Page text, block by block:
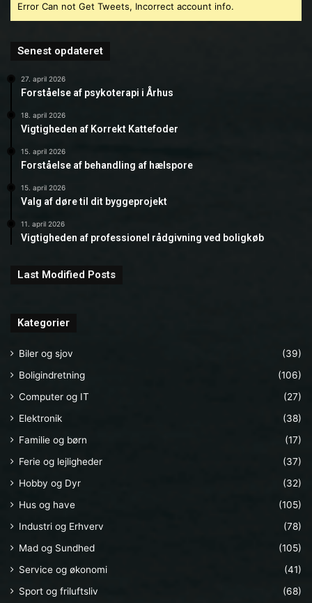
Error Can not Get Tweets, Incorrect account info.
Senest opdateret
27. april 2026
Forståelse af psykoterapi i Århus
18. april 2026
Vigtigheden af Korrekt Kattefoder
15. april 2026
Forståelse af behandling af hælspore
15. april 2026
Valg af døre til dit byggeprojekt
11. april 2026
Vigtigheden af professionel rådgivning ved boligkøb
Last Modified Posts
Kategorier
Biler og sjov
(39)
Boligindretning
(106)
Computer og IT
(27)
Elektronik
(38)
Familie og børn
(17)
Ferie og lejligheder
(37)
Hobby og Dyr
(32)
Hus og have
(105)
Industri og Erhverv
(78)
Mad og Sundhed
(105)
Service og økonomi
(41)
Sport og friluftsliv
(68)